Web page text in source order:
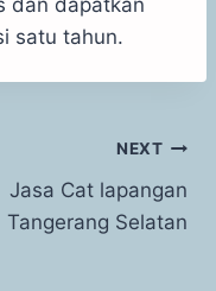
satu tahun.
NEXT
Jasa Cat lapangan
Tangerang Selatan